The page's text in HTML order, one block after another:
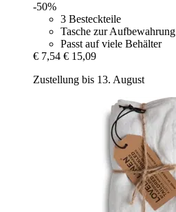
-50%
3 Besteckteile
Tasche zur Aufbewahrung
Passt auf viele Behälter
€ 7,54 € 15,09
Zustellung bis 13. August